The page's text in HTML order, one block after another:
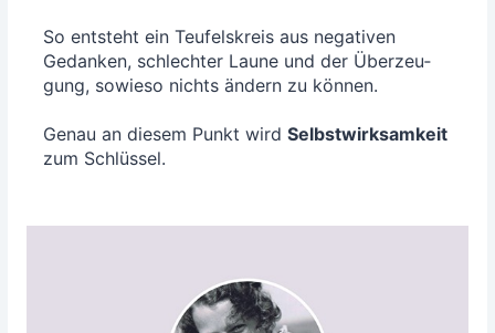
So ent­steht ein Teu­fels­kreis aus nega­ti­ven
Gedan­ken, schlech­ter Lau­ne und der Über­zeu­
gung, sowie­so nichts ändern zu kön­nen.
Genau an die­sem Punkt wirdSelbst­wirk­sam­keit
zum Schlüssel.